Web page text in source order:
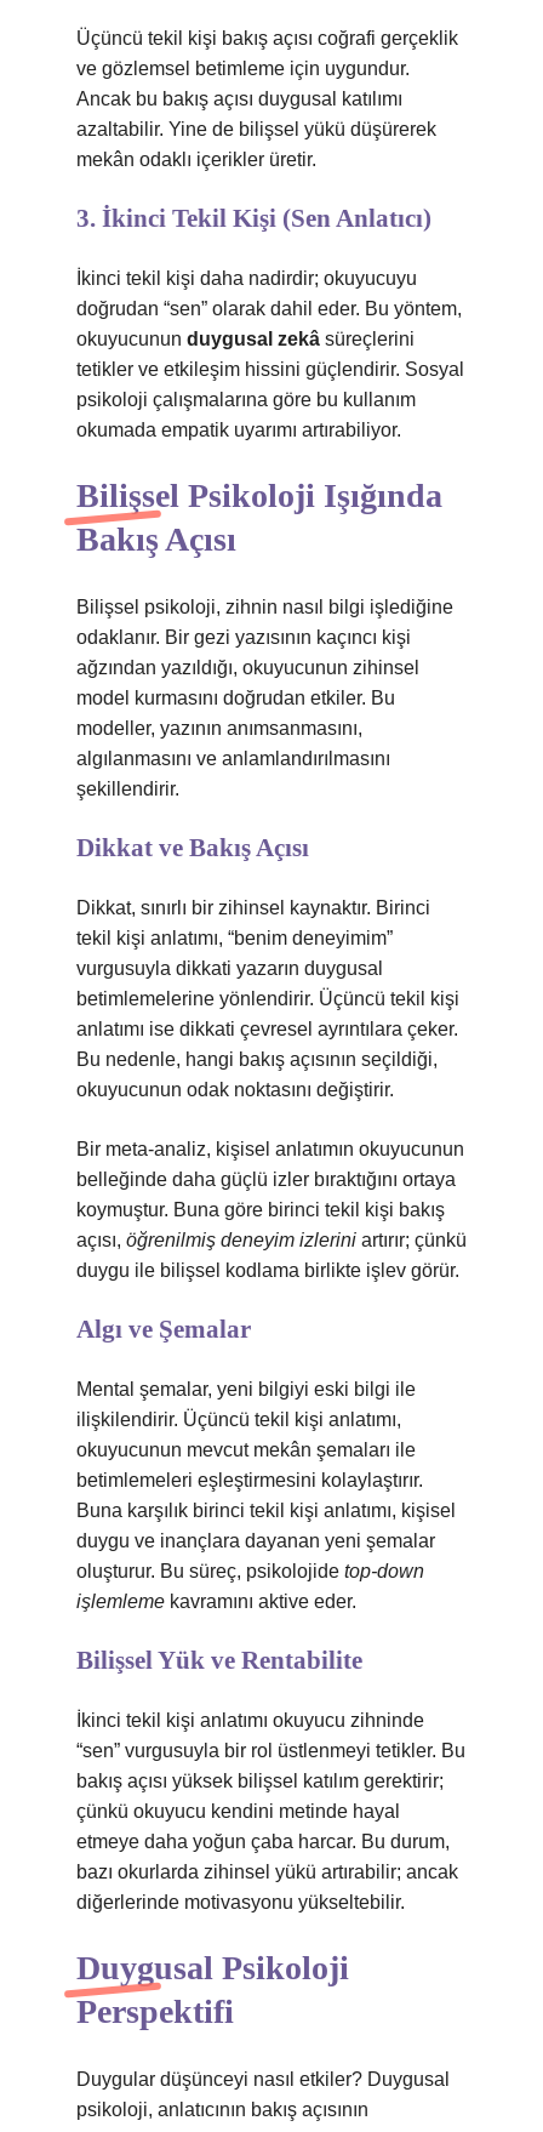
Üçüncü tekil kişi bakış açısı coğrafi gerçeklik
ve gözlemsel betimleme için uygundur.
Ancak bu bakış açısı duygusal katılımı
azaltabilir. Yine de bilişsel yükü düşürerek
mekân odaklı içerikler üretir.
3. İkinci Tekil Kişi (Sen Anlatıcı)
İkinci tekil kişi daha nadirdir; okuyucuyu
doğrudan “sen” olarak dahil eder. Bu yöntem,
okuyucunun duygusal zekâ süreçlerini
tetikler ve etkileşim hissini güçlendirir. Sosyal
psikoloji çalışmalarına göre bu kullanım
okumada empatik uyarımı artırabiliyor.
Bilişsel Psikoloji Işığında
Bakış Açısı
Bilişsel psikoloji, zihnin nasıl bilgi işlediğine
odaklanır. Bir gezi yazısının kaçıncı kişi
ağzından yazıldığı, okuyucunun zihinsel
model kurmasını doğrudan etkiler. Bu
modeller, yazının anımsanmasını,
algılanmasını ve anlamlandırılmasını
şekillendirir.
Dikkat ve Bakış Açısı
Dikkat, sınırlı bir zihinsel kaynaktır. Birinci
tekil kişi anlatımı, “benim deneyimim”
vurgusuyla dikkati yazarın duygusal
betimlemelerine yönlendirir. Üçüncü tekil kişi
anlatımı ise dikkati çevresel ayrıntılara çeker.
Bu nedenle, hangi bakış açısının seçildiği,
okuyucunun odak noktasını değiştirir.
Bir meta-analiz, kişisel anlatımın okuyucunun
belleğinde daha güçlü izler bıraktığını ortaya
koymuştur. Buna göre birinci tekil kişi bakış
açısı, öğrenilmiş deneyim izlerini artırır; çünkü
duygu ile bilişsel kodlama birlikte işlev görür.
Algı ve Şemalar
Mental şemalar, yeni bilgiyi eski bilgi ile
ilişkilendirir. Üçüncü tekil kişi anlatımı,
okuyucunun mevcut mekân şemaları ile
betimlemeleri eşleştirmesini kolaylaştırır.
Buna karşılık birinci tekil kişi anlatımı, kişisel
duygu ve inançlara dayanan yeni şemalar
oluşturur. Bu süreç, psikolojide top-down
işlemleme kavramını aktive eder.
Bilişsel Yük ve Rentabilite
İkinci tekil kişi anlatımı okuyucu zihninde
“sen” vurgusuyla bir rol üstlenmeyi tetikler. Bu
bakış açısı yüksek bilişsel katılım gerektirir;
çünkü okuyucu kendini metinde hayal
etmeye daha yoğun çaba harcar. Bu durum,
bazı okurlarda zihinsel yükü artırabilir; ancak
diğerlerinde motivasyonu yükseltebilir.
Duygusal Psikoloji
Perspektifi
Duygular düşünceyi nasıl etkiler? Duygusal
psikoloji, anlatıcının bakış açısının